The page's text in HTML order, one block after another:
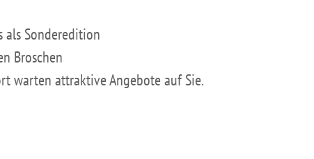
als Sonderedition
Broschen
warten attraktive Angebote auf Sie.